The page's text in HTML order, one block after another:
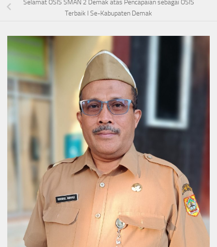
Selamat OSIS SMAN 2 Demak atas Pencapaian sebagai OSIS
Terbaik I Se-Kabupaten Demak